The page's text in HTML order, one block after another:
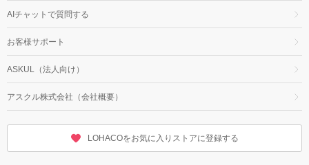
AIチャットで質問する
お客様サポート
ASKUL（法人向け）
アスクル株式会社（会社概要）
LOHACOをお気に入りストアに登録する